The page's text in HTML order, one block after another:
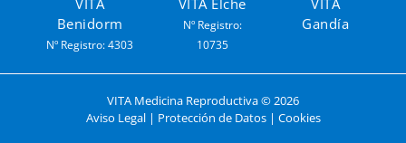
Benidorm
Nº Registro: 4303
Nº Registro:
10735
Gandía
VITA Medicina Reproductiva ©2026
Aviso Legal| Protección de Datos| Cookies